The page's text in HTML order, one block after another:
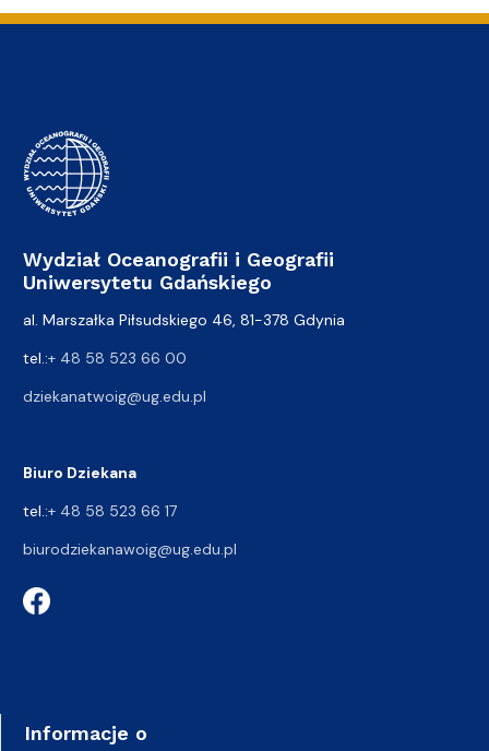
Wydział Oceanografii i Geografii
Uniwersytetu Gdańskiego
al. Marszałka Piłsudskiego 46, 81-378 Gdynia
tel.:+ 48 58 523 66 00
dziekanatwoig@ug.edu.pl
Biuro Dziekana
tel.:+ 48 58 523 66 17
biurodziekanawoig@ug.edu.pl
Informacje o